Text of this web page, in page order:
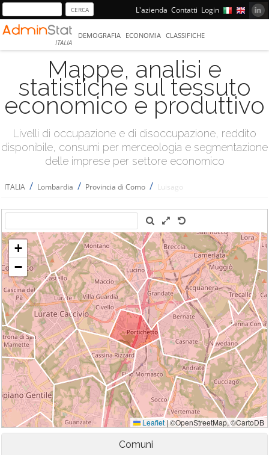
L'azienda Contatti Login
ITALIA
DEMOGRAFIA ECONOMIA CLASSIFICHE
Mappe, analisi e
statistiche sul tessuto
economico e produttivo
Livelli di occupazione e di disoccupazione, reddito
disponibile, consumi per merceologia e segmentazione
delle imprese per settore economico
ITALIA / Lombardia / Provincia di Como / Luisago
Comuni